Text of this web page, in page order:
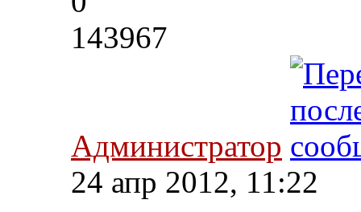
143967
Администратор
24 апр 2012, 11:22